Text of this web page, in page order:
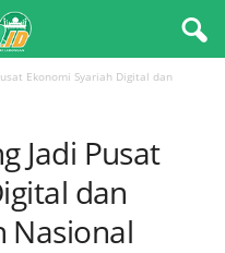
Ekonomi Syariah Digital dan
Jadi Pusat
dan
Nasional